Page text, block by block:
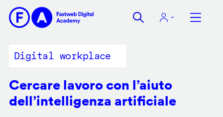
contenuto
Digital workplace
Cercare lavoro con l’aiuto
dell’intelligenza artificiale